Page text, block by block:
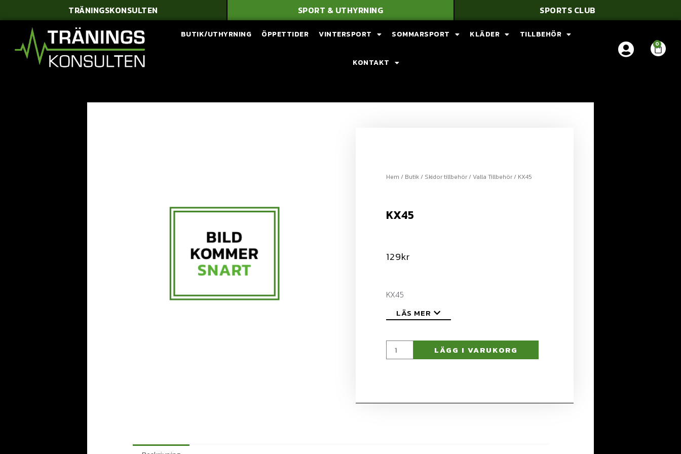
TRÄNINGSKONSULTEN SPORT & UTHYRNING SPORTS CLUB
BUTIK/UTHYRNING ÖPPETTIDER VINTERSPORT SOMMARSPORT KLÄDER TILLBEHÖR
KONTAKT
Hem / Butik/ Skidor tillbehör/Valla Tillbehör/ KX45
KX45
129kr
KX45
LÄS MER
LÄGG I VARUKORG